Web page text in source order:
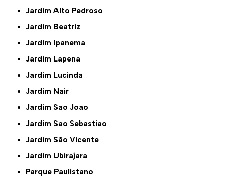
Jardim Alto Pedroso
Jardim Beatriz
Jardim Ipanema
Jardim Lapena
Jardim Lucinda
Jardim Nair
Jardim São João
Jardim São Sebastião
Jardim São Vicente
Jardim Ubirajara
Parque Paulistano